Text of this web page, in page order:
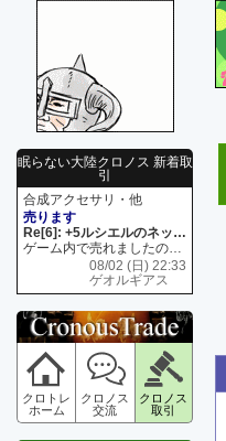
眠らない大陸クロノス 新着取
引
合成アクセサリ・他
売ります
Re[6]: +5ルシエルのネックレス
ゲーム内で売れましたので 在庫がネク1 リング4 となります リングのお値段は80G といたします
08/02 (日) 22:33
ゲオルギアス
クロトレ
ホーム
クロノス
交流
クロノス
取引